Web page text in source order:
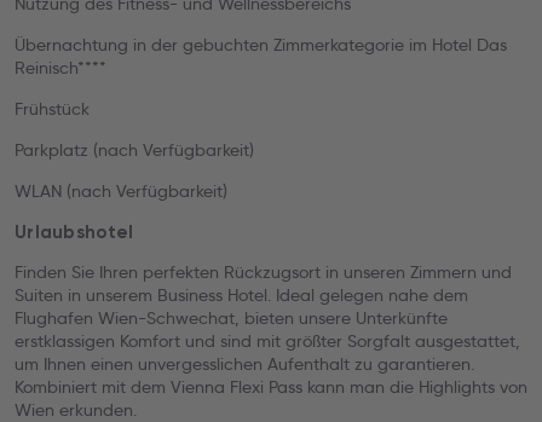
Übernachtung in der gebuchten Zimmerkategorie im Hotel Das
Reinisch****
Frühstück
Parkplatz (nach Verfügbarkeit)
WLAN (nach Verfügbarkeit)
Urlaubshotel
Finden Sie Ihren perfekten Rückzugsort in unseren Zimmern und
Suiten in unserem Business Hotel. Ideal gelegen nahe dem
Flughafen Wien-Schwechat, bieten unsere Unterkünfte
erstklassigen Komfort und sind mit größter Sorgfalt ausgestattet,
um Ihnen einen unvergesslichen Aufenthalt zu garantieren.
Kombiniert mit dem Vienna Flexi Pass kann man die Highlights von
Wien erkunden.